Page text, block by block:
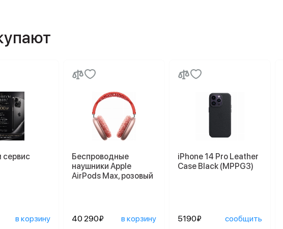
в корзину
Беспроводные
наушники Apple
AirPods Max, розовый
40 290₽ в корзину
iPhone 14 Pro Leather
Case Black (MPPG3)
5190₽ сообщить